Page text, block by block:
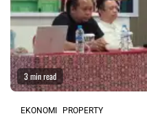
3 min read
EKONOMI PROPERTY